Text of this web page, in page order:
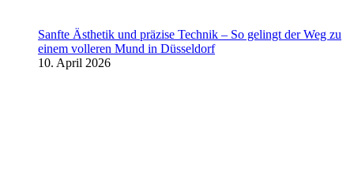
Sanfte Ästhetik und präzise Technik – So gelingt der Weg zu
einem volleren Mund in Düsseldorf
10. April 2026